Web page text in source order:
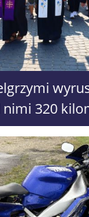
nimi 320